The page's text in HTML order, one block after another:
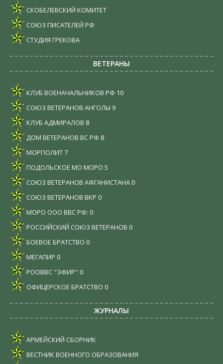
СКОБЕЛЕВСКИЙ КОМИТЕТ
СОЮЗ ПИСАТЕЛЕЙ РФ
СТУДИЯ ГРЕКОВА
ВЕТЕРАНЫ
КЛУБ ВОЕНАЧАЛЬНИКОВ РФ 10
СОЮЗ ВЕТЕРАНОВ АНГОЛЫ 9
КЛУБ АДМИРАЛОВ 8
ДОМ ВЕТЕРАНОВ ВС РФ 8
МОРПОЛИТ7
ПОДОЛЬСКОЕ МО МОРО 5
СОЮЗ ВЕТЕРАНОВ АФГАНИСТАНА 0
СОЮЗ ВЕТЕРАНОВ ВКР 0
МОРО ООО ВВС РФ: 0
РОССИЙСКИЙ СОЮЗ ВЕТЕРАНОВ 0
БОЕВОЕ БРАТСТВО 0
МЕГАПИР 0
РООВВС "ЭФИР" 0
ОФИЦЕРСКОЕ БРАТСТВО 0
ЖУРНАЛЫ
АРМЕЙСКИЙ СБОРНИК
ВЕСТНИК ВОЕННОГО ОБРАЗОВАНИЯ